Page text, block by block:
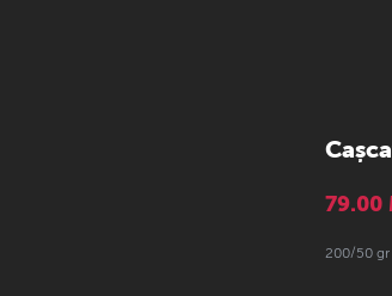
79.00
200/50 gr